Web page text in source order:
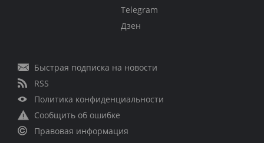
Telegram
Дзен
Быстрая подписка на новости
RSS
Политика конфиденциальности
Сообщить об ошибке
Правовая информация